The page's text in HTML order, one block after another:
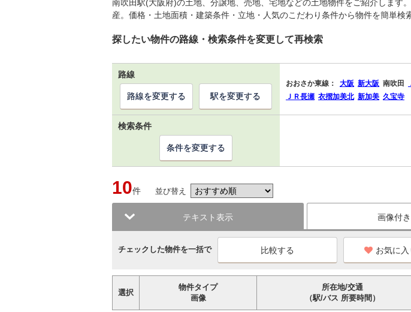
南吹田駅(大阪府)の土地、分譲地、売地、宅地などの土地物件をご紹介しま
産。価格・土地面積・建築条件・立地・人気のこだわり条件から物件を簡単検
探したい物件の路線・検索条件を変更して再検索
路線
おおさか東線： 大阪 新大阪 南吹田
ＪＲ長瀬 衣摺加美北 新加美 久宝寺
路線を変更する 駅を変更する
検索条件
条件を変更する
10件 並び替え
テキスト表示 画像付
チェックした物件を一括で お気に
選択
物件タイプ
画像
所在地/交通
（駅/バス 所要時間）